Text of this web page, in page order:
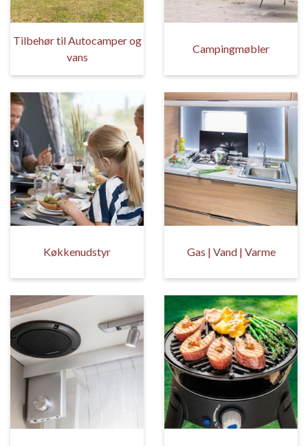
Tilbehør til Autocamper og
vans
Campingmøbler
Køkkenudstyr Gas | Vand | Varme